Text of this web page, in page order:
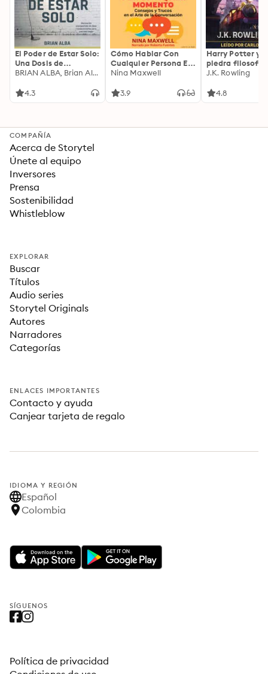
El Poder de Estar Solo:
Una Dosis de
Motivación
Ideas Revolucionarias
BRIAN ALBA, Brian Alba
4.3
Cómo Hablar Con
Cualquier Persona En
Cualquier Lugar Y En
Nina Maxwell
3.9
Harry Potter y
piedra filosofal
J.K. Rowling
4.8
COMPAÑÍA
Acerca de Storytel
Únete al equipo
Inversores
Prensa
Sostenibilidad
Whistleblow
EXPLORAR
Buscar
Títulos
Audio series
Storytel Originals
Autores
Narradores
Categorías
ENLACES IMPORTANTES
Contacto y ayuda
Canjear tarjeta de regalo
IDIOMA Y REGIÓN
Español
Colombia
SÍGUENOS
Política de privacidad